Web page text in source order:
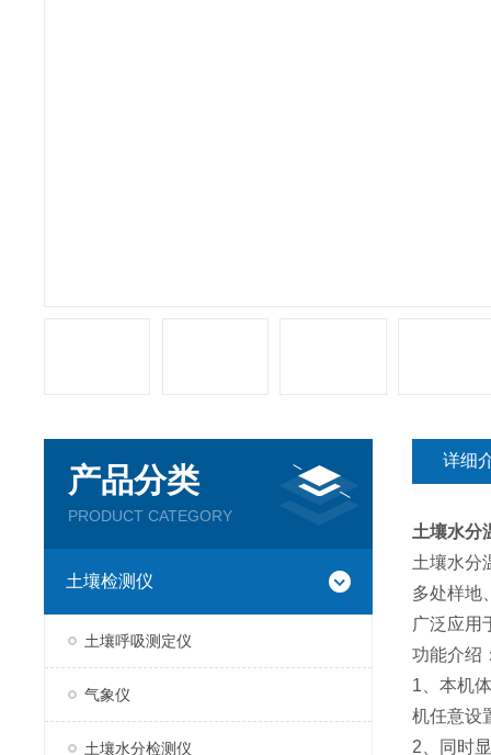
产品分类
PRODUCT CATEGORY
土壤检测仪
土壤呼吸测定仪
气象仪
土壤水分检测仪
详细
土壤水分
土壤水分
多处样地
广泛应用
功能介绍
1、本机
机任意设
2、同时